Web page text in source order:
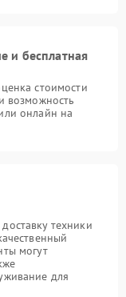
и бесплатная
стоимости
возможность
онлайн на
техники
могут
для